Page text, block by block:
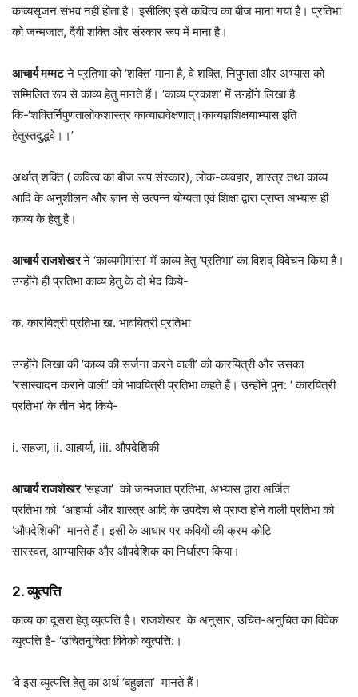
काव्यसृजन संभव नहीं होता है। इसीलिए इसे कवित्व का बीज माना गया है। प्रतिभा
को जन्मजात, दैवी शक्ति और संस्कार रूप में माना है।
आचार्य मम्मटने प्रतिभा को ‘शक्ति’ माना है, वे शक्ति, निपुणता और अभ्यास को
सम्मिलित रूप से काव्य हेतु मानते हैं। ‘काव्य प्रकाश’ में उन्होंने लिखा है
कि-‘शक्तिर्निपुणतालोकशास्त्र काव्याद्यवेक्षणात्।काव्यज्ञशिक्षयाभ्यास इति
हेतुस्तदुद्भवे।।’
अर्थात् शक्ति ( कवित्व का बीज रूप संस्कार), लोक-व्यवहार, शास्त्र तथा काव्य
आदि के अनुशीलन और ज्ञान से उत्पन्न योग्यता एवं शिक्षा द्वारा प्राप्त अभ्यास ही
काव्य के हेतु है।
आचार्य राजशेखरने ‘काव्यमीमांसा’ में काव्य हेतु ‘प्रतिभा’ का विशद् विवेचन किया है।
उन्होंने ही प्रतिभा काव्य हेतु के दो भेद किये-
क. कारयित्री प्रतिभा ख. भावयित्री प्रतिभा
उन्होंने लिखा की ‘काव्य की सर्जना करने वाली’ को कारयित्री और उसका
‘रसास्वादन कराने वाली’ को भावयित्री प्रतिभा कहते हैं। उन्होंने पुन: ‘ कारयित्री
प्रतिभा’ के तीन भेद किये-
i. सहजा, ii. आहार्या, iii. औपदेशिकी
आचार्यराजशेखर‘सहजा’ को जन्मजात प्रतिभा, अभ्यास द्वारा अर्जित
प्रतिभा को ‘आहार्या’ और शास्त्र आदि के उपदेश से प्राप्त होने वाली प्रतिभा को
‘औपदेशिकी’ मानते हैं। इसी के आधार पर कवियों की क्रम कोटि
सारस्वत, आभ्यासिक और औपदेशिक का निर्धारण किया।
2. व्युत्पत्ति
काव्य का दूसरा हेतु व्युत्पत्ति है। राजशेखर के अनुसार, उचित-अनुचित का विवेक
व्युत्पत्ति है- ‘उचितनुचिता विवेको व्युत्पत्ति:।
’वे इस व्युत्पत्ति हेतु का अर्थ ‘बहुज्ञता’ मानते हैं।